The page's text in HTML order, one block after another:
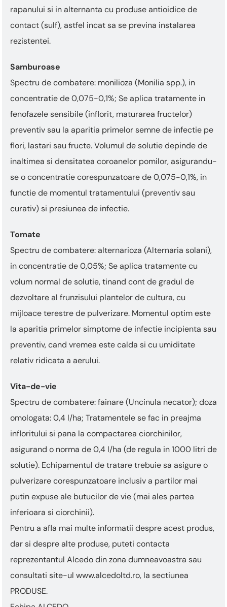
rapanului si in alternanta cu produse antioidice de
contact (sulf), astfel incat sa se previna instalarea
rezistentei.
Samburoase
Spectru de combatere: monilioza (Monilia spp.), in
concentratie de 0,075-0,1%; Se aplica tratamente in
fenofazele sensibile (inflorit, maturarea fructelor)
preventiv sau la aparitia primelor semne de infectie pe
flori, lastari sau fructe. Volumul de solutie depinde de
inaltimea si densitatea coroanelor pomilor, asigurandu-
se o concentratie corespunzatoare de 0,075-0,1%, in
functie de momentul tratamentului (preventiv sau
curativ) si presiunea de infectie.
Tomate
Spectru de combatere: alternarioza (Alternaria solani),
in concentratie de 0,05%; Se aplica tratamente cu
volum normal de solutie, tinand cont de gradul de
dezvoltare al frunzisului plantelor de cultura, cu
mijloace terestre de pulverizare. Momentul optim este
la aparitia primelor simptome de infectie incipienta sau
preventiv, cand vremea este calda si cu umiditate
relativ ridicata a aerului.
Vita-de-vie
Spectru de combatere: fainare (Uncinula necator); doza
omologata: 0,4 l/ha; Tratamentele se fac in preajma
infloritului si pana la compactarea ciorchinilor,
asigurand o norma de 0,4 l/ha (de regula in 1000 litri de
solutie). Echipamentul de tratare trebuie sa asigure o
pulverizare corespunzatoare inclusiv a partilor mai
putin expuse ale butucilor de vie (mai ales partea
inferioara si ciorchinii).
Pentru a afla mai multe informatii despre acest produs,
dar si despre alte produse, puteti contacta
reprezentantul Alcedo din zona dumneavoastra sau
consultati site-ul www.alcedoltd.ro, la sectiunea
PRODUSE.